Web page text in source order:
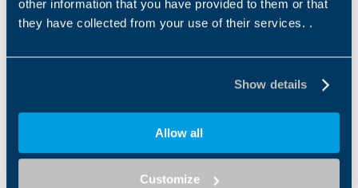
other information that you have provided to them or that
they have collected from your use of their services. .
Show details
Allow all
Customize
Ad*